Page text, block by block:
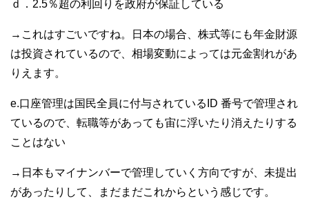
ｄ．2.5％超の利回りを政府が保証している
→これはすごいですね。日本の場合、株式等にも年金財源
は投資されているので、相場変動によっては元金割れがあ
りえます。
e.口座管理は国民全員に付与されているID 番号で管理され
ているので、転職等があっても宙に浮いたり消えたりする
ことはない
→日本もマイナンバーで管理していく方向ですが、未提出
があったりして、まだまだこれからという感じです。